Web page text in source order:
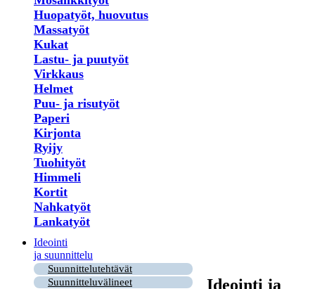
Huopatyöt, huovutus
Massatyöt
Kukat
Lastu- ja puutyöt
Virkkaus
Helmet
Puu- ja risutyöt
Paperi
Kirjonta
Ryijy
Tuohityöt
Himmeli
Kortit
Nahkatyöt
Lankatyöt
Ideointi
ja suunnittelu
Suunnittelutehtävät
Suunnitteluvälineet
Ideointi ja